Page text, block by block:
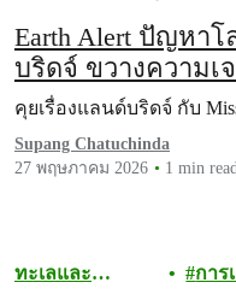
Earth Alert ปัญหา
บริดจ์ ขวางความเ
คุยเรื่องแลนด์บริดจ์ กับ
Supang Chatuchinda
27 พฤษภาคม 2026
1 min
ทะเลและ
การ